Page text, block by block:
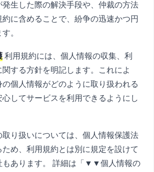
発生した際の解決手段や、仲裁の方法
に含めることで、紛争の迅速かつ円
。
利用規約には、個人情報の収集、利
する方針を明記します。これによ
の個人情報がどのように取り扱われる
してサービスを利用できるようにし
取り扱いについては、個人情報保護法
め、利用規約とは別に規定を設けて
もあります。 詳細は「▼▼個人情報の